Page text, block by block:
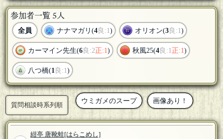
参加者一覧 5人
全員 ナナマガリ(4良:1) オリオン(3良:1)
カーマイン先生(6良:2正:1) 秋風25(4良:1正:1)
八つ橋(1 良:1)
質問相談時系列順
ウミガメのスープ 画像あり！
紺亭 唐靴蛙[はらこめし]